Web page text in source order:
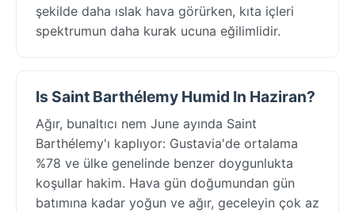
şekilde daha ıslak hava görürken, kıta içleri
spektrumun daha kurak ucuna eğilimlidir.
Is Saint Barthélemy Humid In Haziran?
Ağır, bunaltıcı nem June ayında Saint
Barthélemy'ı kaplıyor: Gustavia'de ortalama
%78 ve ülke genelinde benzer doygunlukta
koşullar hakim. Hava gün doğumundan gün
batımına kadar yoğun ve ağır, geceleyin çok az